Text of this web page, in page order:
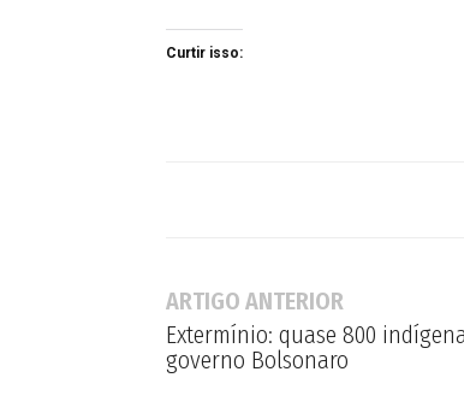
Curtir isso:
ARTIGO ANTERIOR
Extermínio: quase 800
governo Bolsonaro